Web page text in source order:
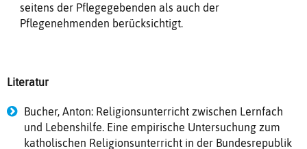
seitens der Pflegegebenden als auch der
Pflegenehmenden berücksichtigt.
Literatur
Bucher, Anton: Religionsunterricht zwischen Lernfach
und Lebenshilfe. Eine empirische Untersuchung zum
katholischen Religionsunterricht in der Bundesrepublik